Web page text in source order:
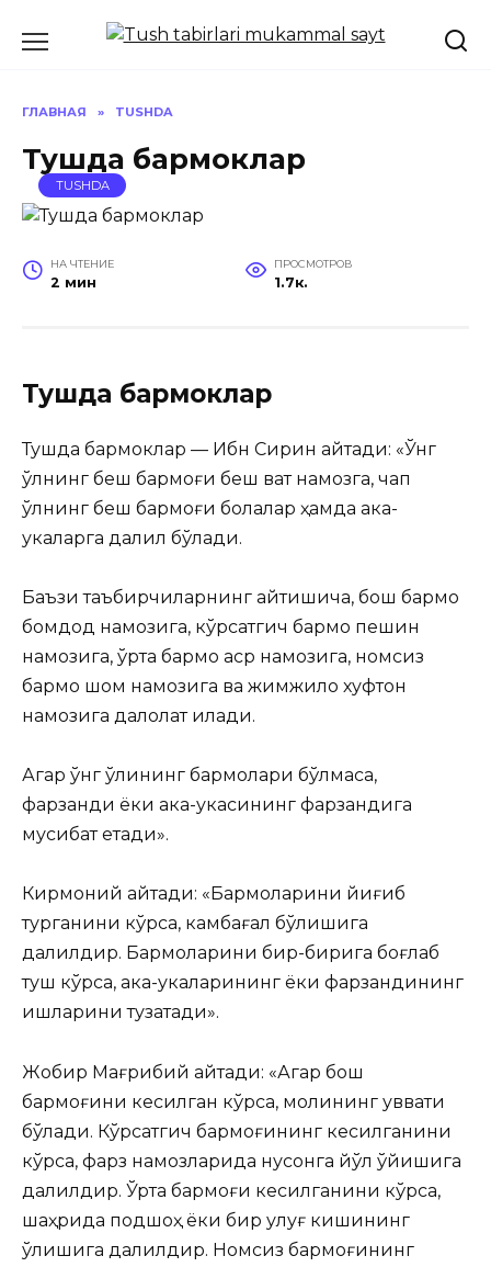
ГЛАВНАЯ » TUSHDA
Тушда бармоклар
TUSHDA
НА ЧТЕНИЕ
2 мин
ПРОСМОТРОВ
1.7к.
Тушда бармоклар
Тушда бармоклар — Ибн Сирин айтади: «Ўнг
қўлнинг беш бармоғи беш вақт намозга, чап
қўлнинг беш бармоғи болалар ҳамда ака-
укаларга далил бўлади.
Баъзи таъбирчиларнинг айтишича, бош бармоқ
бомдод намозига, кўрсатгич бармоқ пешин
намозига, ўрта бармоқ аср намозига, номсиз
бармоқ шом намозига ва жимжилоқ хуфтон
намозига далолат қилади.
Агар ўнг қўлининг бармоқлари бўлмаса,
фарзанди ёки ака-укасининг фарзандига
мусибат етади».
Кирмоний айтади: «Бармоқларини йиғиб
турганини кўрса, камбағал бўлишига
далилдир. Бармоқларини бир-бирига боғлаб
туш кўрса, ака-укаларининг ёки фарзандининг
ишларини тузатади».
Жобир Мағрибий айтади: «Агар бош
бармоғини кесилган кўрса, молининг қуввати
бўлади. Кўрсатгич бармоғининг кесилганини
кўрса, фарз намозларида нуқсонга йўл қўйишига
далилдир. Ўрта бармоғи кесилганини кўрса,
шаҳрида подшоҳ ёки бир улуғ кишининг
ўлишига далилдир. Номсиз бармоғининг